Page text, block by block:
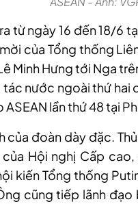
từ ngày 16 đến 18/6
của Tổng thống
Minh Hưng tới Nga
nước ngoài thứ hai
lần thứ 48 tại
của đoàn dày đặc.
Hội nghị Cấp
kiến Tổng thống
cũng tiếp lãnh